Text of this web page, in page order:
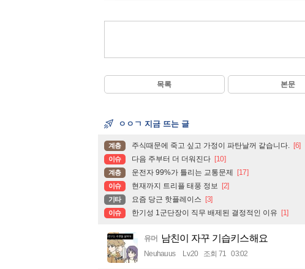
목록 본문
ㅇㅇㄱ 지금 뜨는 글
계층 주식때문에 죽고 싶고 가정이 파탄날꺼 같습니다. [6]
이슈 다음 주부터 더 더워진다 [10]
계층 운전자 99%가 틀리는 교통문제 [17]
이슈 현재까지 트리플 태풍 정보 [2]
기타 요즘 당근 핫플레이스 [3]
이슈 한기성 1군단장이 직무 배제된 결정적인 이유 [1]
유머 남친이 자꾸 기습키스해요
Neuhauus Lv.20 조회 71 03:02